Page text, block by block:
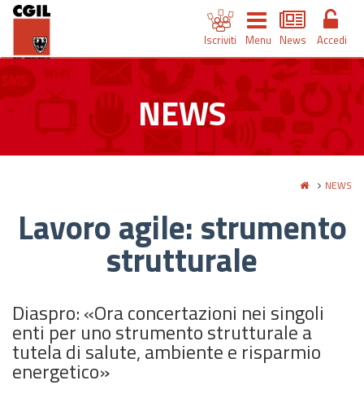
Iscriviti Menu News Accedi
NEWS
NEWS
Lavoro agile: strumento
strutturale
Diaspro: «Ora concertazioni nei singoli
enti per uno strumento strutturale a
tutela di salute, ambiente e risparmio
energetico»